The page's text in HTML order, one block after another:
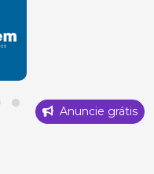
Anuncie grátis